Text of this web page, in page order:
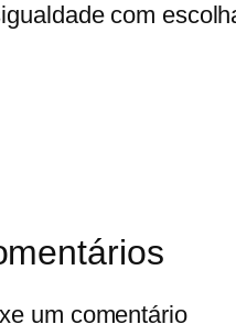
com
um comentário